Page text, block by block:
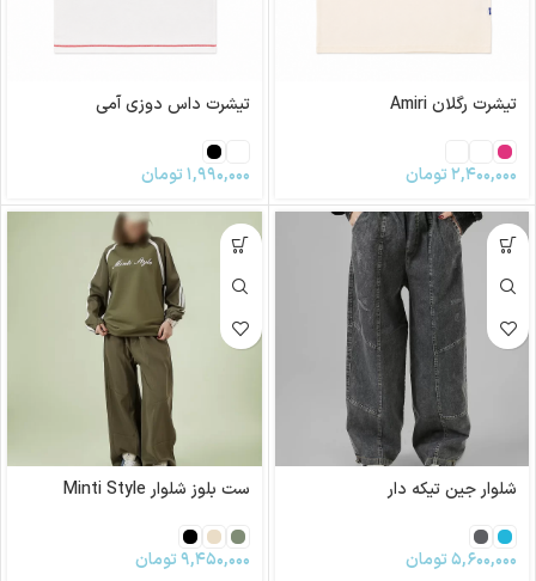
تیشرت رگلان Amiri
۲,۴۰۰,۰۰۰تومان
تیشرت داس دوزی آمی
۱,۹۹۰,۰۰۰تومان
شلوار جین تیکه دار
۵,۶۰۰,۰۰۰تومان
ست بلوز شلوار Minti Style
۹,۴۵۰,۰۰۰تومان